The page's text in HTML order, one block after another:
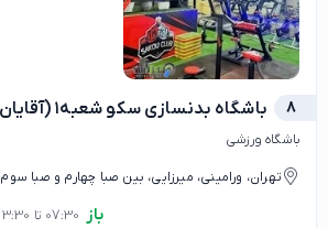
8 باشگاه بدنسازی سکو شعبه۱ (آقایان-خانم ها)
باشگاه ورزشی
تهران، ورامینی، میرزایی، بین صبا چهارم و صبا سوم
باز